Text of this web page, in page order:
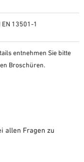
13501-1
entnehmen Sie bitte
Broschüren.
allen Fragen zu